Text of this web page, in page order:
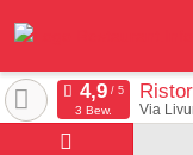
Via
3 Bew.